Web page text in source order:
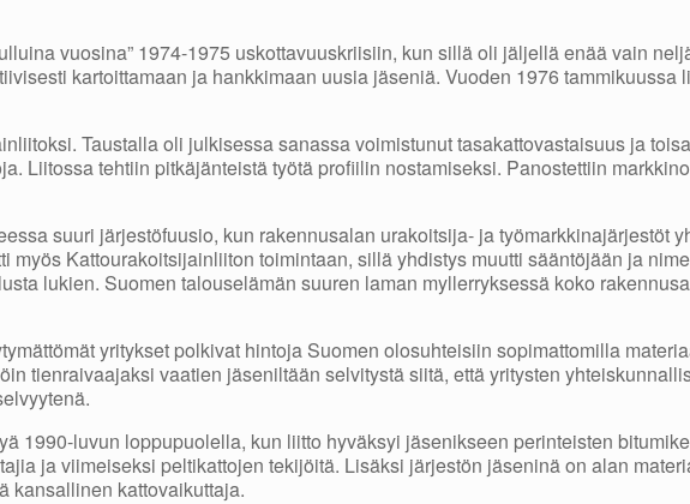
vuosina” 1974-1975 uskottavuuskriisiin, kun sillä oli jäljellä enää vain
kartoittamaan ja hankkimaan uusia jäseniä. Vuoden 1976 tammikuussa
Taustalla oli julkisessa sanassa voimistunut tasakattovastaisuus ja
Liitossa tehtiin pitkäjänteistä työtä profiilin nostamiseksi. Panostettiin
suuri järjestöfuusio, kun rakennusalan urakoitsija- ja työmarkkinajärjestöt
myös Kattourakoitsijainliiton toimintaan, sillä yhdistys muutti sääntöjään ja
lukien. Suomen talouselämän suuren laman myllerryksessä koko
yritykset polkivat hintoja Suomen olosuhteisiin sopimattomilla
tienraivaajaksi vaatien jäseniltään selvitystä siitä, että yritysten
1990-luvun loppupuolella, kun liitto hyväksyi jäsenikseen perinteisten
ja viimeiseksi peltikattojen tekijöitä. Lisäksi järjestön jäseninä on alan
kansallinen kattovaikuttaja.